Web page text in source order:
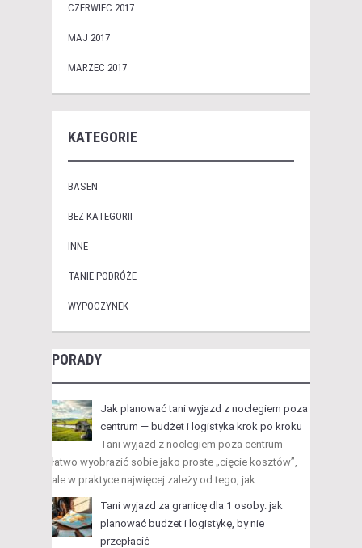
CZERWIEC 2017
MAJ 2017
MARZEC 2017
KATEGORIE
BASEN
BEZ KATEGORII
INNE
TANIE PODRÓŻE
WYPOCZYNEK
PORADY
Jak planować tani wyjazd z noclegiem poza
centrum — budżet i logistyka krok po kroku
Tani wyjazd z noclegiem poza centrum
łatwo wyobrazić sobie jako proste „cięcie kosztów”,
ale w praktyce najwięcej zależy od tego, jak …
Tani wyjazd za granicę dla 1 osoby: jak
planować budżet i logistykę, by nie
przepłacić